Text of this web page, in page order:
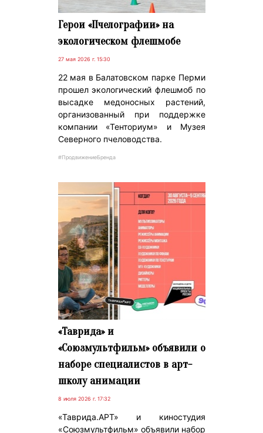
Герои «Пчелографии» на
экологическом флешмобе
27 мая 2026 г. 15:30
22 мая в Балатовском парке Перми
прошел экологический флешмоб по
высадке медоносных растений,
организованный при поддержке
компании «Тенториум» и Музея
Северного пчеловодства.
#ПродвижениеБренда
«Таврида» и
«Союзмультфильм» объявили о
наборе специалистов в арт-
школу анимации
8 июля 2026 г. 17:32
«Таврида.АРТ» и киностудия
«Союзмультфильм» объявили набор